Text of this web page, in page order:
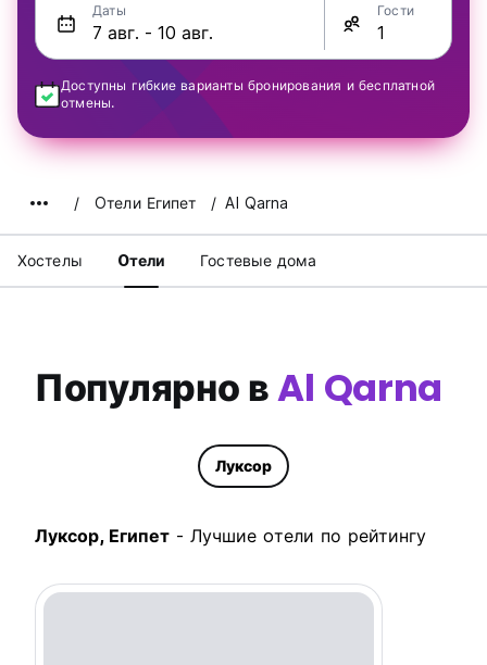
Даты Гости
Доступны гибкие варианты бронирования и бесплатной
отмены.
Oтели Египет Al Qarna
Хостелы Oтели Гостевые дома
Популярно вAl Qarna
Луксор
Луксор, Египет - Лучшие oтели по рейтингу